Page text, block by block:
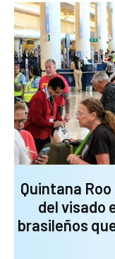
Quintana
del visado
brasileños